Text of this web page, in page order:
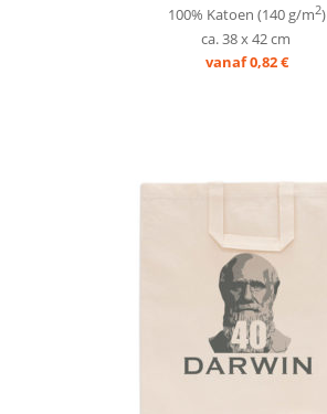
100% Katoen (140 g/m2)
ca. 38 x 42 cm
vanaf 0,82 €